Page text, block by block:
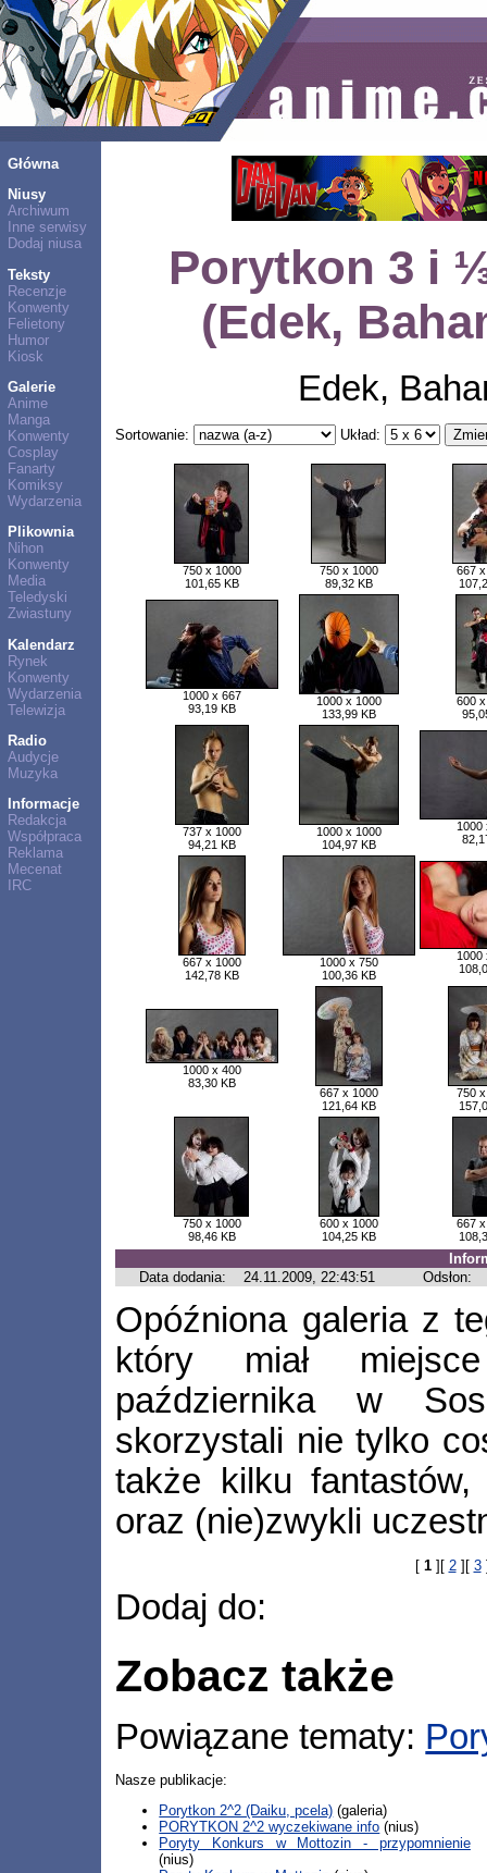
Główna
Niusy
Archiwum
Inne serwisy
Dodaj niusa
Teksty
Recenzje
Konwenty
Felietony
Humor
Kiosk
Galerie
Anime
Manga
Konwenty
Cosplay
Fanarty
Komiksy
Wydarzenia
Plikownia
Nihon
Konwenty
Media
Teledyski
Zwiastuny
Kalendarz
Rynek
Konwenty
Wydarzenia
Telewizja
Radio
Audycje
Muzyka
Informacje
Redakcja
Współpraca
Reklama
Mecenat
IRC
Porytkon 3 i
(Edek,
Edek,
Sortowanie: Układ:
750 x 1000
101,65 KB
750 x 1000
89,32 KB
667
1000 x 667
93,19 KB
1000 x 1000
133,99 KB
600
737 x 1000
94,21 KB
1000 x 1000
104,97 KB
1000
667 x 1000
142,78 KB
1000 x 750
100,36 KB
1000
1000 x 400
83,30 KB
667 x 1000
121,64 KB
750
750 x 1000
98,46 KB
600 x 1000
104,25 KB
667
Data dodania:
24.11.2009, 22:43:51 Odsłon:
Opóźniona galeria z
który miał
października w
skorzystali nie tylko
także kilku
oraz (nie)zwykli
[ 1][ 2][ 3
Dodaj do:
Zobacz także
Powiązane tematy:
Nasze publikacje:
Porytkon 2^2 (Daiku, pcela) (galeria)
PORYTKON 2^2 wyczekiwane info (nius)
Poryty Konkurs w Mottozin - przypomnienie
(nius)